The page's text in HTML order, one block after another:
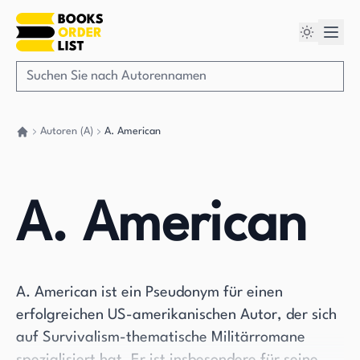
Autoren (A) A. American
A. American
A. American ist ein Pseudonym für einen
erfolgreichen US-amerikanischen Autor, der sich
auf Survivalism-thematische Militärromane